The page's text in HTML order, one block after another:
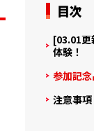
目次
[03.01更
体験！
参加記
注意事